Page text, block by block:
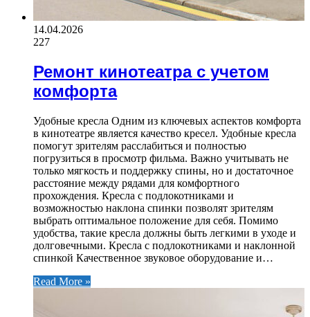
14.04.2026
227
Ремонт кинотеатра с учетом
комфорта
Удобные кресла Одним из ключевых аспектов комфорта
в кинотеатре является качество кресел. Удобные кресла
помогут зрителям расслабиться и полностью
погрузиться в просмотр фильма. Важно учитывать не
только мягкость и поддержку спины, но и достаточное
расстояние между рядами для комфортного
прохождения. Кресла с подлокотниками и
возможностью наклона спинки позволят зрителям
выбрать оптимальное положение для себя. Помимо
удобства, такие кресла должны быть легкими в уходе и
долговечными. Кресла с подлокотниками и наклонной
спинкой Качественное звуковое оборудование и…
Read More »